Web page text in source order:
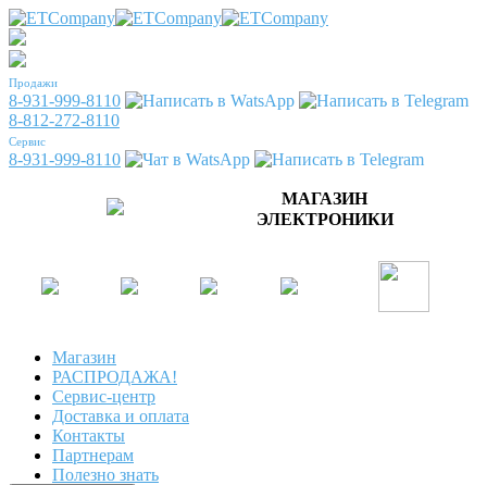
Продажи
8-931-999-8110
8-812-272-8110
Сервис
8-931-999-8110
МАГАЗИН
ЭЛЕКТРОНИКИ
Магазин
РАСПРОДАЖА!
Сервис-центр
Доставка и оплата
Контакты
Партнерам
Полезно знать